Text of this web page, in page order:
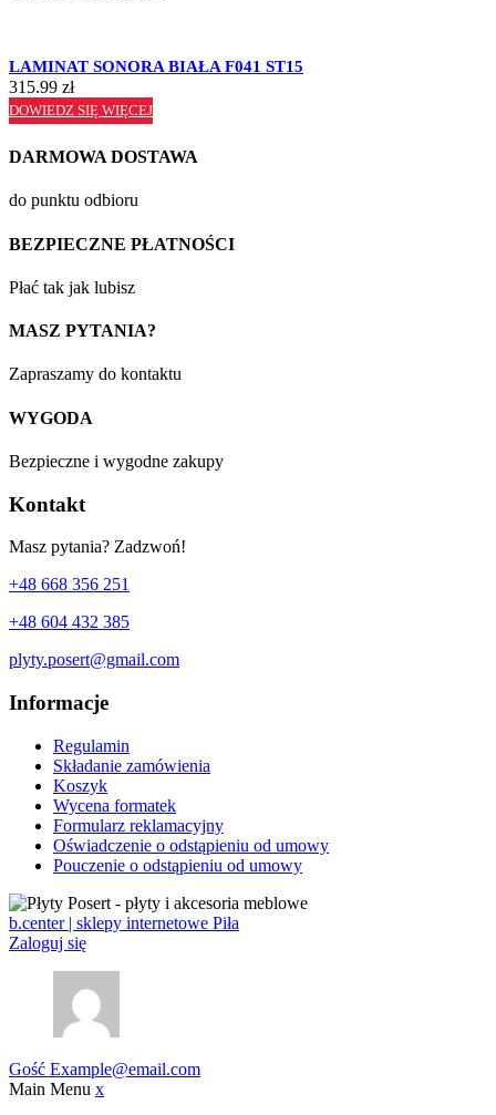
LAMINAT SONORA BIAŁA F041 ST15
315.99 zł
DOWIEDZ SIĘ WIĘCEJ
DARMOWA DOSTAWA
do punktu odbioru
BEZPIECZNE PŁATNOŚCI
Płać tak jak lubisz
MASZ PYTANIA?
Zapraszamy do kontaktu
WYGODA
Bezpieczne i wygodne zakupy
Kontakt
Masz pytania? Zadzwoń!
+48 668 356 251
+48 604 432 385
plyty.posert@gmail.com
Informacje
Regulamin
Składanie zamówienia
Koszyk
Wycena formatek
Formularz reklamacyjny
Oświadczenie o odstąpieniu od umowy
Pouczenie o odstąpieniu od umowy
b.center | sklepy internetowe Piła
Zaloguj się
Gość Example@email.com
Main Menu x